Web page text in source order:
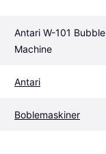
Antari W-101 Bubble
Machine
Antari
Boblemaskiner